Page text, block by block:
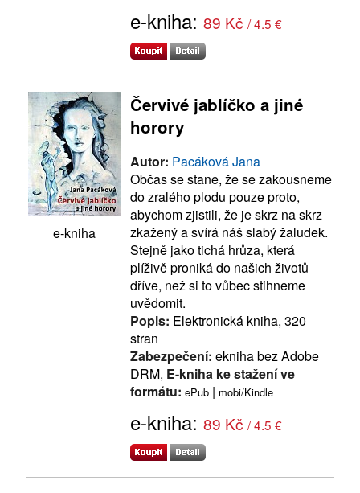
e-kniha: 89 Kč / 4.5 €
e-kniha
Červivé jablíčko a jiné
horory
Autor: Pacáková Jana
Občas se stane, že se zakousneme
do zralého plodu pouze proto,
abychom zjistili, že je skrz na skrz
zkažený a svírá náš slabý žaludek.
Stejně jako tichá hrůza, která
plíživě proniká do našich životů
dříve, než si to vůbec stihneme
uvědomit.
Popis: Elektronická kniha, 320
stran
Zabezpečení: ekniha bez Adobe
DRM, E-kniha ke stažení ve
formátu: ePub | mobi/Kindle
e-kniha: 89 Kč / 4.5 €